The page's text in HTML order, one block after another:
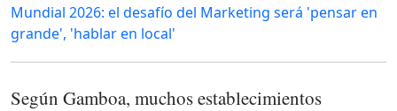
Mundial 2026: el desafío del Marketing será 'pensar en
grande', 'hablar en local'
Según Gamboa, muchos establecimientos